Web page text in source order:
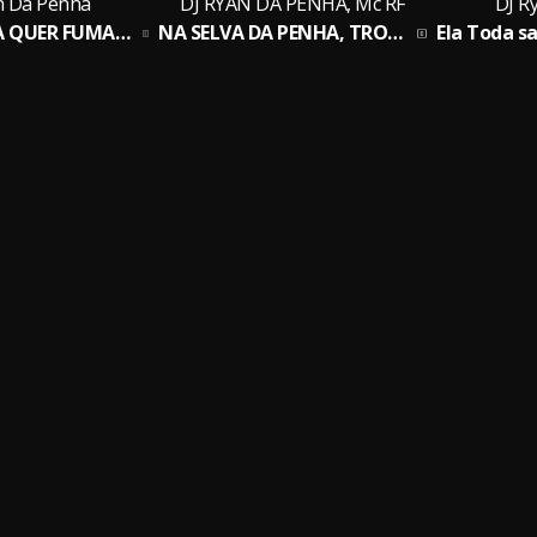
PUTA SAFADA QUER FUMAR DA BRABA, PENHA & CPX
NA SELVA DA PENHA, TROPA DO URSO